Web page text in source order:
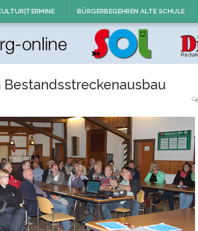
BÜRGERBEGEHREN ALTE SCHULE